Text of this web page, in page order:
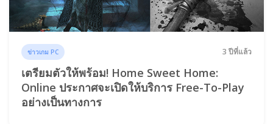
ข่าวเกม PC 3 ปีที่แล้ว
เตรียมตัวให้พร้อม! Home Sweet Home:
Online ประกาศจะเปิดให้บริการ Free-To-Play
อย่างเป็นทางการ